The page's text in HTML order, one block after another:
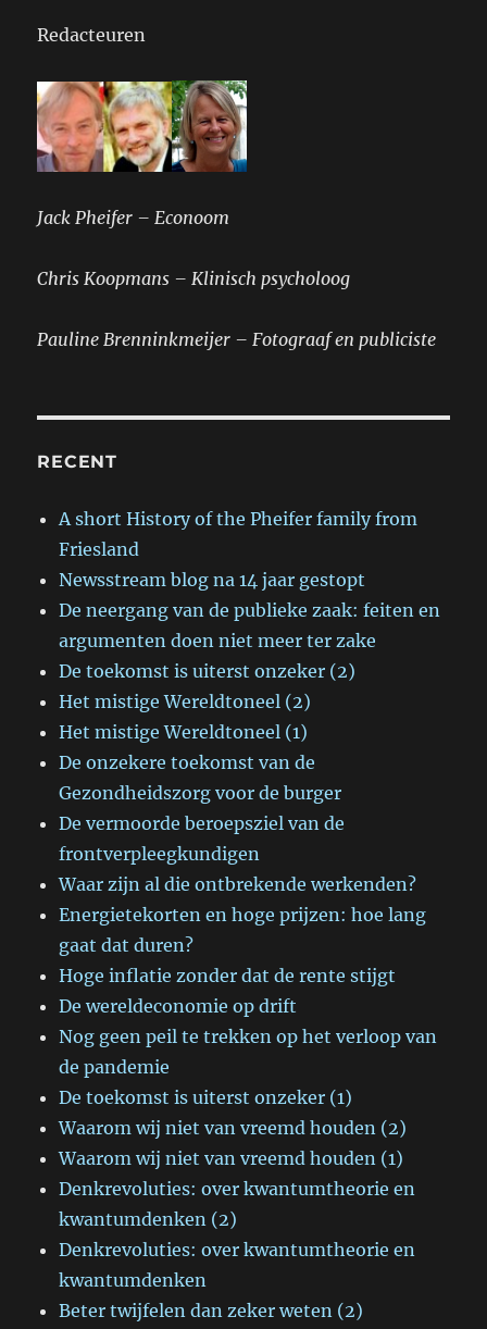
Redacteuren
Jack Pheifer – Econoom
Chris Koopmans – Klinisch psycholoog
Pauline Brenninkmeijer – Fotograaf en publiciste
RECENT
A short History of the Pheifer family from
Friesland
Newsstream blog na 14 jaar gestopt
De neergang van de publieke zaak: feiten en
argumenten doen niet meer ter zake
De toekomst is uiterst onzeker (2)
Het mistige Wereldtoneel (2)
Het mistige Wereldtoneel (1)
De onzekere toekomst van de
Gezondheidszorg voor de burger
De vermoorde beroepsziel van de
frontverpleegkundigen
Waar zijn al die ontbrekende werkenden?
Energietekorten en hoge prijzen: hoe lang
gaat dat duren?
Hoge inflatie zonder dat de rente stijgt
De wereldeconomie op drift
Nog geen peil te trekken op het verloop van
de pandemie
De toekomst is uiterst onzeker (1)
Waarom wij niet van vreemd houden (2)
Waarom wij niet van vreemd houden (1)
Denkrevoluties: over kwantumtheorie en
kwantumdenken (2)
Denkrevoluties: over kwantumtheorie en
kwantumdenken
Beter twijfelen dan zeker weten (2)